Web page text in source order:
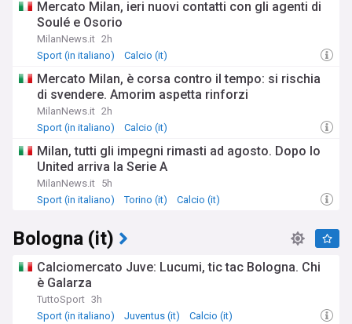
Mercato Milan, ieri nuovi contatti con gli agenti di
Soulé e Osorio
MilanNews.it 2h
Sport (in italiano)
Calcio (it)
Mercato Milan, è corsa contro il tempo: si rischia
di svendere. Amorim aspetta rinforzi
MilanNews.it 2h
Sport (in italiano)
Calcio (it)
Milan, tutti gli impegni rimasti ad agosto. Dopo lo
United arriva la Serie A
MilanNews.it 5h
Sport (in italiano)
Torino (it) Calcio (it)
Bologna (it)
Calciomercato Juve: Lucumi, tic tac Bologna. Chi
è Galarza
TuttoSport 3h
Sport (in italiano)
Juventus (it) Calcio (it)